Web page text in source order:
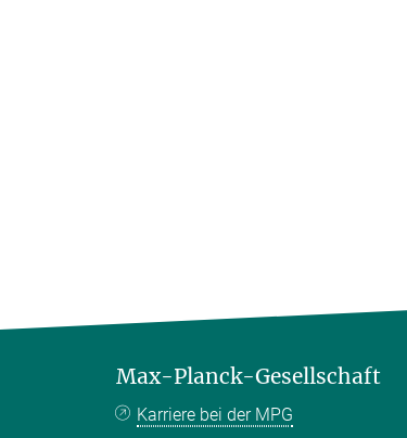
Max-Planck-Gesellschaft
Karriere bei der MPG